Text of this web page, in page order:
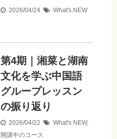
2026/04/24 What's NEW
第4期｜湘菜と湖南
文化を学ぶ中国語
グループレッスン
の振り返り
2026/04/22 What's NEW,
開講中のコース